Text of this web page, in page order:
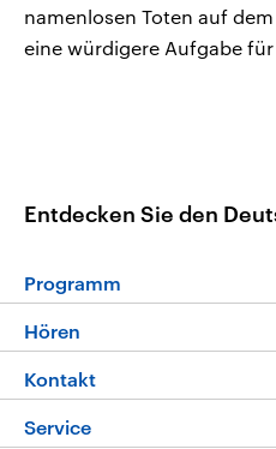
namenlosen Toten auf
eine würdigere Aufgabe
Entdecken Sie den
Programm
Programm
Die Nachrichten
Nachrichtenleicht
Hören
Livestream
Kontakt
Hörerservice
Service